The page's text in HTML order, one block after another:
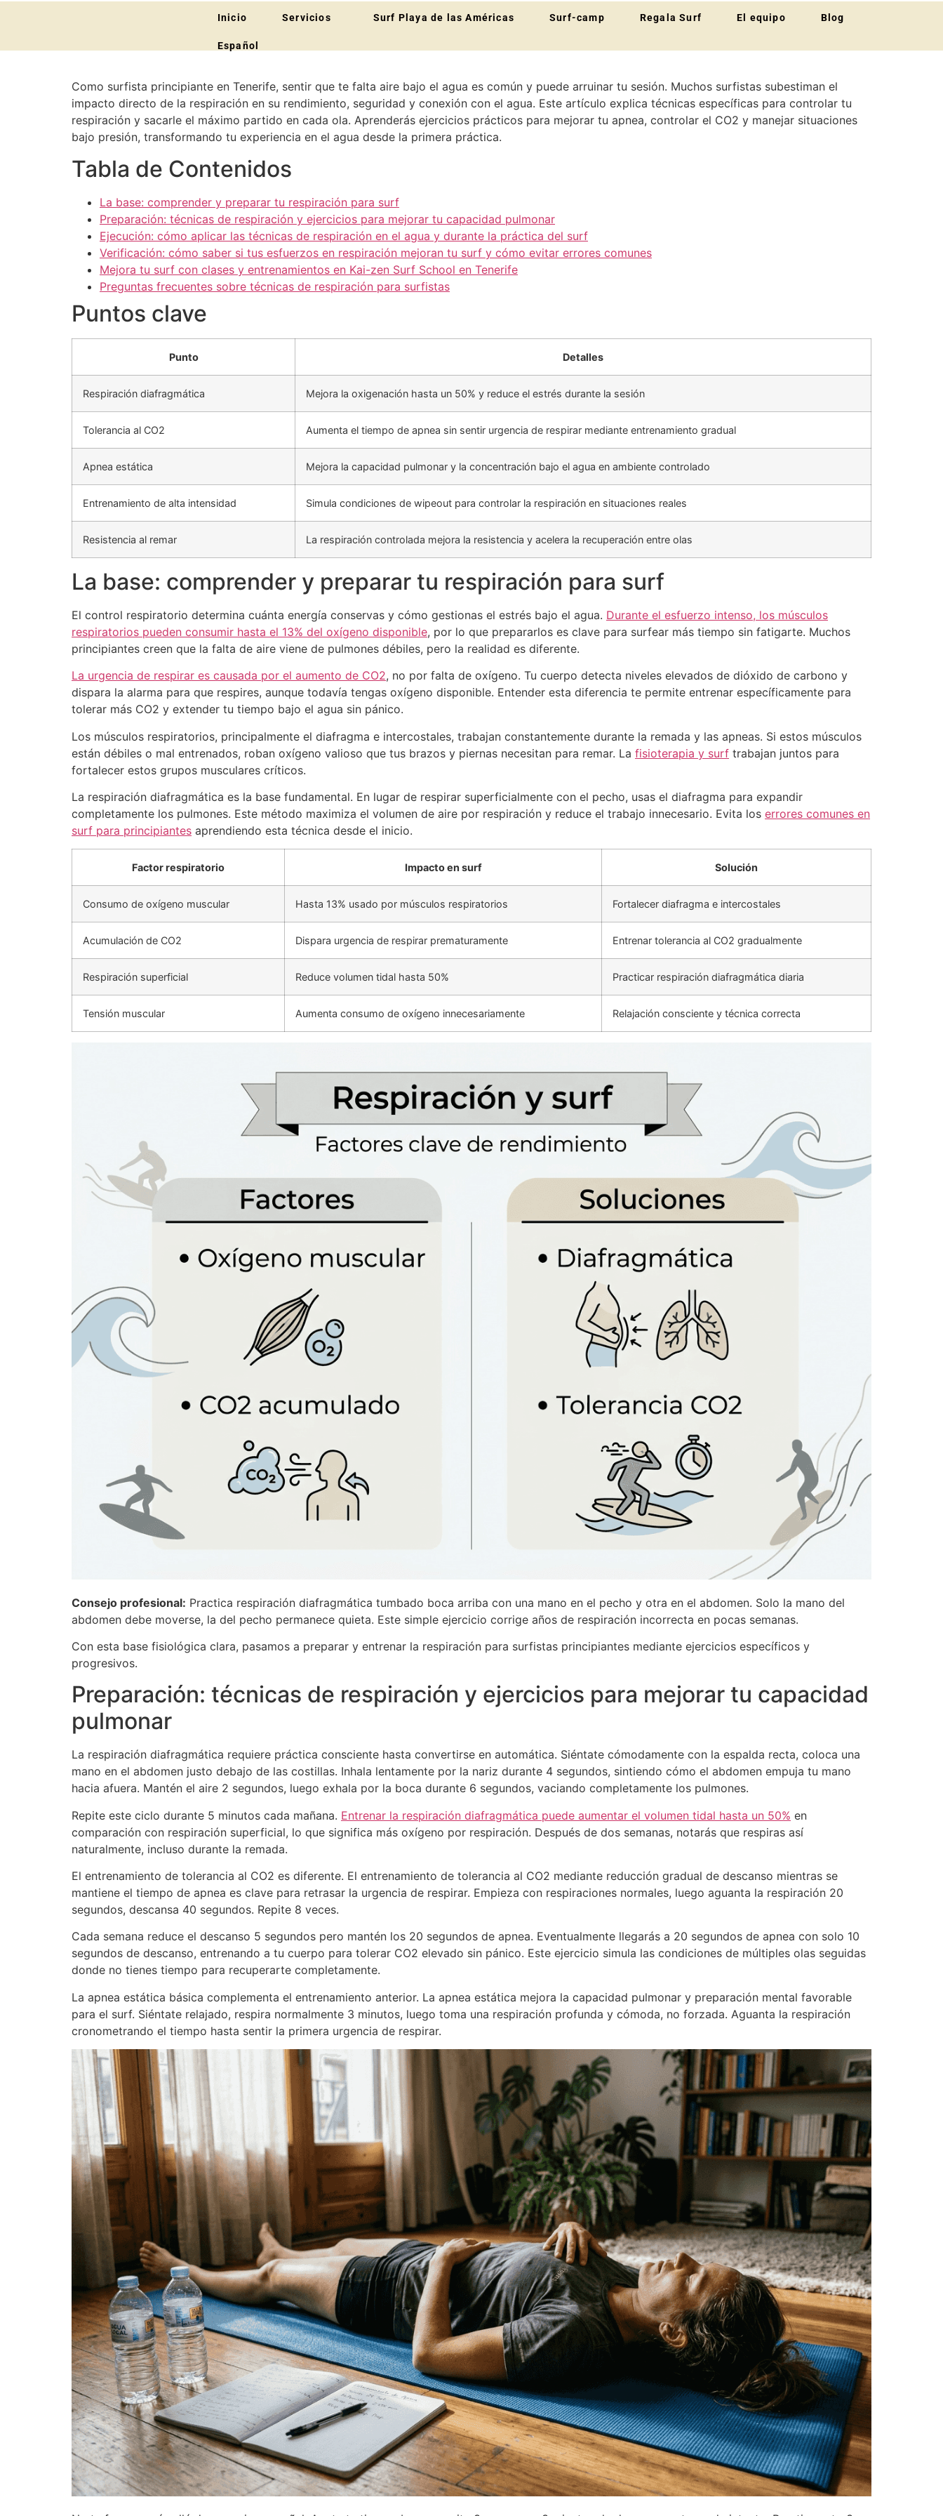
Inicio Servicios Surf Playa de las Américas Surf-camp Regala Surf El equipo Blog
Español
Como surfista principiante en Tenerife, sentir que te falta aire bajo el agua es común y puede arruinar tu sesión. Muchos surfistas subestiman el
impacto directo de la respiración en su rendimiento, seguridad y conexión con el agua. Este artículo explica técnicas específicas para controlar tu
respiración y sacarle el máximo partido en cada ola. Aprenderás ejercicios prácticos para mejorar tu apnea, controlar el CO2 y manejar situaciones
bajo presión, transformando tu experiencia en el agua desde la primera práctica.
Tabla de Contenidos
La base: comprender y preparar tu respiración para surf
Preparación: técnicas de respiración y ejercicios para mejorar tu capacidad pulmonar
Ejecución: cómo aplicar las técnicas de respiración en el agua y durante la práctica del surf
Verificación: cómo saber si tus esfuerzos en respiración mejoran tu surf y cómo evitar errores comunes
Mejora tu surf con clases y entrenamientos en Kai-zen Surf School en Tenerife
Preguntas frecuentes sobre técnicas de respiración para surfistas
Puntos clave
Punto Detalles
Respiración diafragmática Mejora la oxigenación hasta un 50% y reduce el estrés durante la sesión
Tolerancia al CO2 Aumenta el tiempo de apnea sin sentir urgencia de respirar mediante entrenamiento gradual
Apnea estática Mejora la capacidad pulmonar y la concentración bajo el agua en ambiente controlado
Entrenamiento de alta intensidad Simula condiciones de wipeout para controlar la respiración en situaciones reales
Resistencia al remar La respiración controlada mejora la resistencia y acelera la recuperación entre olas
La base: comprender y preparar tu respiración para surf
El control respiratorio determina cuánta energía conservas y cómo gestionas el estrés bajo el agua. Durante el esfuerzo intenso, los músculos
respiratorios pueden consumir hasta el 13% del oxígeno disponible, por lo que prepararlos es clave para surfear más tiempo sin fatigarte. Muchos
principiantes creen que la falta de aire viene de pulmones débiles, pero la realidad es diferente.
La urgencia de respirar es causada por el aumento de CO2, no por falta de oxígeno. Tu cuerpo detecta niveles elevados de dióxido de carbono y
dispara la alarma para que respires, aunque todavía tengas oxígeno disponible. Entender esta diferencia te permite entrenar específicamente para
tolerar más CO2 y extender tu tiempo bajo el agua sin pánico.
Los músculos respiratorios, principalmente el diafragma e intercostales, trabajan constantemente durante la remada y las apneas. Si estos músculos
están débiles o mal entrenados, roban oxígeno valioso que tus brazos y piernas necesitan para remar. La fisioterapia y surf trabajan juntos para
fortalecer estos grupos musculares críticos.
La respiración diafragmática es la base fundamental. En lugar de respirar superficialmente con el pecho, usas el diafragma para expandir
completamente los pulmones. Este método maximiza el volumen de aire por respiración y reduce el trabajo innecesario. Evita los errores comunes en
surf para principiantes aprendiendo esta técnica desde el inicio.
Factor respiratorio Impacto en surf Solución
Consumo de oxígeno muscular Hasta 13% usado por músculos respiratorios Fortalecer diafragma e intercostales
Acumulación de CO2 Dispara urgencia de respirar prematuramente Entrenar tolerancia al CO2 gradualmente
Respiración superficial Reduce volumen tidal hasta 50% Practicar respiración diafragmática diaria
Tensión muscular Aumenta consumo de oxígeno innecesariamente Relajación consciente y técnica correcta
Consejo profesional: Practica respiración diafragmática tumbado boca arriba con una mano en el pecho y otra en el abdomen. Solo la mano del
abdomen debe moverse, la del pecho permanece quieta. Este simple ejercicio corrige años de respiración incorrecta en pocas semanas.
Con esta base fisiológica clara, pasamos a preparar y entrenar la respiración para surfistas principiantes mediante ejercicios específicos y
progresivos.
Preparación: técnicas de respiración y ejercicios para mejorar tu capacidad
pulmonar
La respiración diafragmática requiere práctica consciente hasta convertirse en automática. Siéntate cómodamente con la espalda recta, coloca una
mano en el abdomen justo debajo de las costillas. Inhala lentamente por la nariz durante 4 segundos, sintiendo cómo el abdomen empuja tu mano
hacia afuera. Mantén el aire 2 segundos, luego exhala por la boca durante 6 segundos, vaciando completamente los pulmones.
Repite este ciclo durante 5 minutos cada mañana. Entrenar la respiración diafragmática puede aumentar el volumen tidal hasta un 50% en
comparación con respiración superficial, lo que significa más oxígeno por respiración. Después de dos semanas, notarás que respiras así
naturalmente, incluso durante la remada.
El entrenamiento de tolerancia al CO2 es diferente. El entrenamiento de tolerancia al CO2 mediante reducción gradual de descanso mientras se
mantiene el tiempo de apnea es clave para retrasar la urgencia de respirar. Empieza con respiraciones normales, luego aguanta la respiración 20
segundos, descansa 40 segundos. Repite 8 veces.
Cada semana reduce el descanso 5 segundos pero mantén los 20 segundos de apnea. Eventualmente llegarás a 20 segundos de apnea con solo 10
segundos de descanso, entrenando a tu cuerpo para tolerar CO2 elevado sin pánico. Este ejercicio simula las condiciones de múltiples olas seguidas
donde no tienes tiempo para recuperarte completamente.
La apnea estática básica complementa el entrenamiento anterior. La apnea estática mejora la capacidad pulmonar y preparación mental favorable
para el surf. Siéntate relajado, respira normalmente 3 minutos, luego toma una respiración profunda y cómoda, no forzada. Aguanta la respiración
cronometrando el tiempo hasta sentir la primera urgencia de respirar.